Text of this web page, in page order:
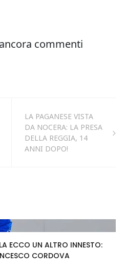
LA PAGANESE VISTA
DA NOCERA: LA PRESA
DELLA REGGIA, 14
ANNI DOPO!
ECCO UN ALTRO INNESTO:
CORDOVA